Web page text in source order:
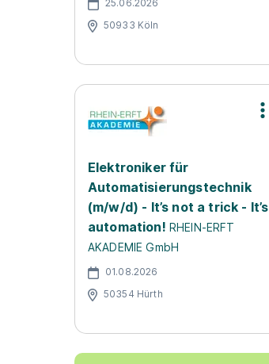
25.06.2026
50933 Köln
Elektroniker für
Automatisierungstechnik
(m/w/d) - It’s not a trick - It’s
automation! RHEIN-ERFT
AKADEMIE GmbH
01.08.2026
50354 Hürth